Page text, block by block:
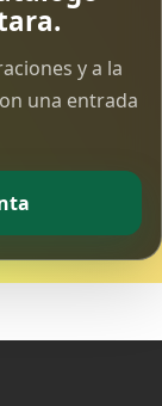
y a la
una entrada